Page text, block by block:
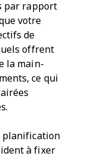
par rapport
votre
de
offrent
la main-
ce qui
planification
à fixer